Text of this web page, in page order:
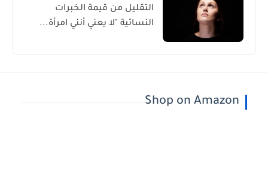
التقليل من قيمة الخبرات
النسائية "لا يعني أنني امرأة...
Shop on Amazon